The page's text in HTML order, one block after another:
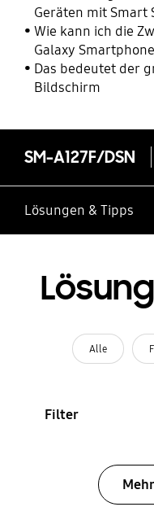
Geräten mit Smart
Wie kann ich die
Galaxy
Das bedeutet der
Bildschirm
SM-A127F/DSN
Lösungen & Tipps
Alle
Filter